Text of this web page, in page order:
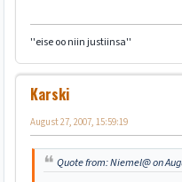
''eise oo niin justiinsa''
Karski
August 27, 2007, 15:59:19
Quote from: Niemel@ on